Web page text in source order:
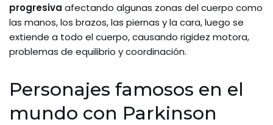
progresiva afectando algunas zonas del cuerpo como
las manos, los brazos, las piernas y la cara, luego se
extiende a todo el cuerpo, causando rigidez motora,
problemas de equilibrio y coordinación.
Personajes famosos en el
mundo con Parkinson